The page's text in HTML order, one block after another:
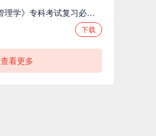
自考00277《行政管理学》专科考试复习必备.pdf.pdf
下载
查看更多